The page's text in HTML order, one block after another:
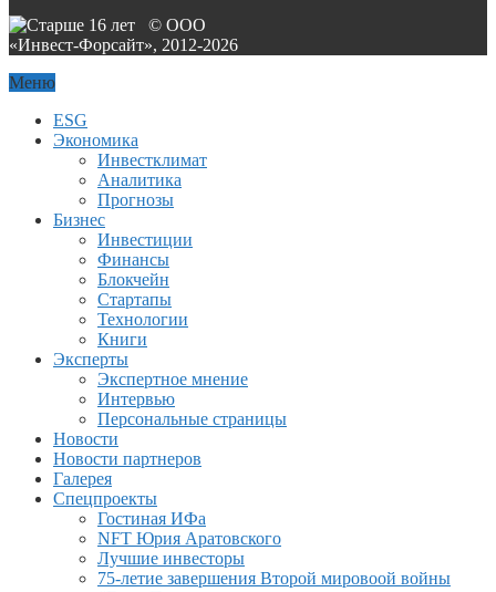
© ООО
«Инвест-Форсайт», 2012-2026
Меню
ESG
Экономика
Инвестклимат
Аналитика
Прогнозы
Бизнес
Инвестиции
Финансы
Блокчейн
Стартапы
Технологии
Книги
Эксперты
Экспертное мнение
Интервью
Персональные страницы
Новости
Новости партнеров
Галерея
Спецпроекты
Гостиная ИФа
NFT Юрия Аратовского
Лучшие инвесторы
75-летие завершения Второй мировоой войны